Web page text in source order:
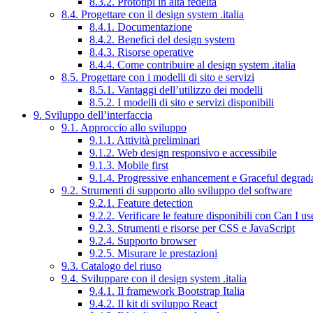
8.4. Progettare con il design system .italia
8.4.1. Documentazione
8.4.2. Benefici del design system
8.4.3. Risorse operative
8.4.4. Come contribuire al design system .italia
8.5. Progettare con i modelli di sito e servizi
8.5.1. Vantaggi dell’utilizzo dei modelli
8.5.2. I modelli di sito e servizi disponibili
9. Sviluppo dell’interfaccia
9.1. Approccio allo sviluppo
9.1.1. Attività preliminari
9.1.2. Web design responsivo e accessibile
9.1.3. Mobile first
9.1.4. Progressive enhancement e Graceful
9.2. Strumenti di supporto allo sviluppo del software
9.2.1. Feature detection
9.2.2. Verificare le feature disponibili con Can I
9.2.3. Strumenti e risorse per CSS e JavaScript
9.2.4. Supporto browser
9.2.5. Misurare le prestazioni
9.3. Catalogo del riuso
9.4. Sviluppare con il design system .italia
9.4.1. Il framework Bootstrap Italia
9.4.2. Il kit di sviluppo React